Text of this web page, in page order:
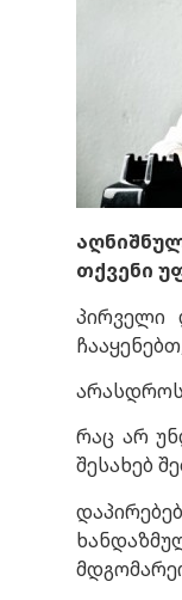
თქვენი
პირველი
არასდროს
რაც არ
შესახებ